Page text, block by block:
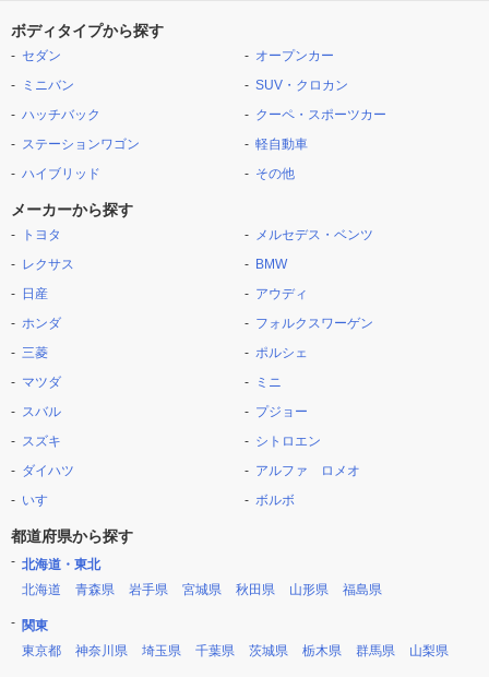
ボディタイプから探す
セダン
ミニバン
ハッチバック
ステーションワゴン
ハイブリッド
オープンカー
SUV・クロカン
クーペ・スポーツカー
軽自動車
その他
メーカーから探す
トヨタ
レクサス
日産
ホンダ
三菱
マツダ
スバル
スズキ
ダイハツ
いすゞ
メルセデス・ベンツ
BMW
アウディ
フォルクスワーゲン
ポルシェ
ミニ
プジョー
シトロエン
アルファ ロメオ
ボルボ
都道府県から探す
北海道・東北
北海道
青森県 岩手県 宮城県 秋田県 山形県 福島県
関東
東京都
神奈川県 埼玉県 千葉県 茨城県 栃木県 群馬県 山梨県